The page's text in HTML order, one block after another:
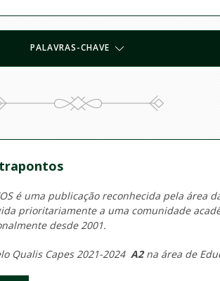
PALAVRAS-CHAVE
é uma publicação reconhecida pela área
prioritariamente a uma comunidade
desde 2001.
Qualis Capes 2021-2024 A2na área de